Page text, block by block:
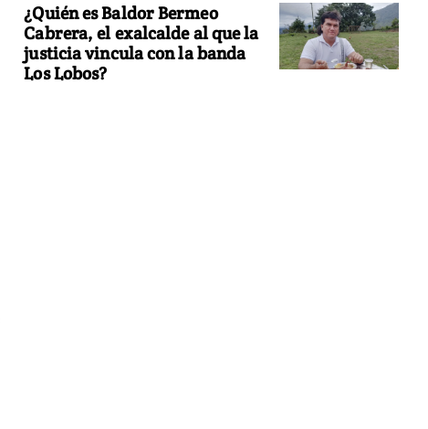
¿Quién es Baldor Bermeo
Cabrera, el exalcalde al que la
justicia vincula con la banda
Los Lobos?